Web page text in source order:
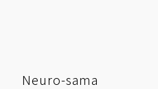
Neuro-sama